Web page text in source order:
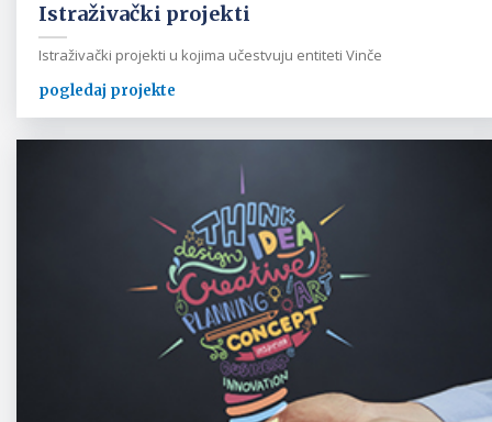
Istraživački projekti
Istraživački projekti u kojima učestvuju entiteti Vinče
pogledaj projekte